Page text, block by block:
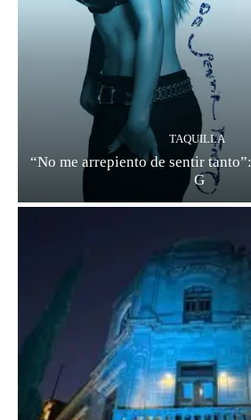
TAQUILLA
“No me arrepiento de sentir
G